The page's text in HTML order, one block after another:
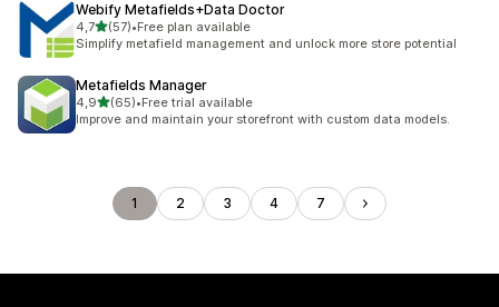
Webify Metafields+Data Doctor
4,7z 5 hvězd
(57)
Celkový počet recenzí: 57
•Free plan available
Simplify metafield management and unlock more store potential
Metafields Manager
4,9z 5 hvězd
(65)
Celkový počet recenzí: 65
•Free trial available
Improve and maintain your storefront with custom data models.
1 2 3 4 7